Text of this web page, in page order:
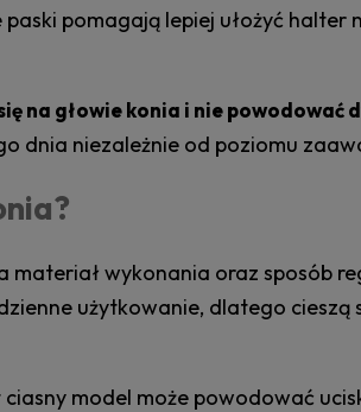
pomagają lepiej ułożyć halter
na głowie konia i nie powodować
dnia niezależnie od poziomu
materiał wykonania oraz sposób
użytkowanie, dlatego cieszą
model może powodować